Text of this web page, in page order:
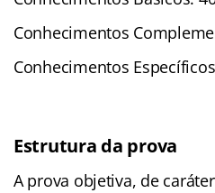
Conhecimentos
Conhecimentos
Estrutura da prova
A prova objetiva, de